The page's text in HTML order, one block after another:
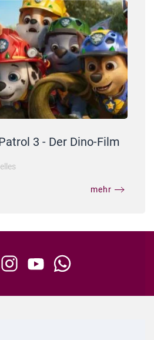
3 - Der Dino-Film
mehr